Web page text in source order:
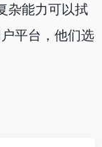
杂能力可以拭
平台，他们选